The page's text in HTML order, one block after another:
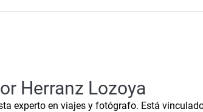
Herranz Lozoya
experto en viajes y fotógrafo. Está